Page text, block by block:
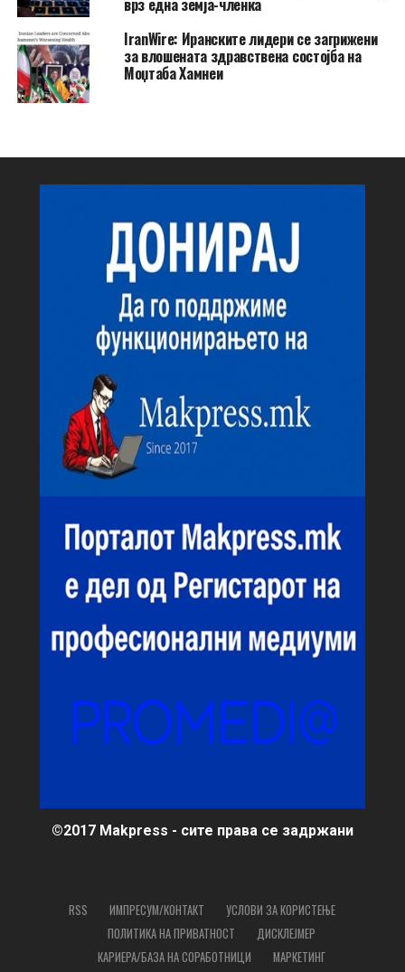
IranWire: Иранските лидери се загрижени
за влошената здравствена состојба на
Моџтаба Хамнеи
©2017 Makpress - сите права се задржани
RSS ИМПРЕСУМ/КОНТАКТ
УСЛОВИ ЗА КОРИСТЕЊЕ
ПОЛИТИКА НА ПРИВАТНОСТ
ДИСКЛЕЈМЕР
КАРИЕРА/БАЗА НА СОРАБОТНИЦИ
МАРКЕТИНГ